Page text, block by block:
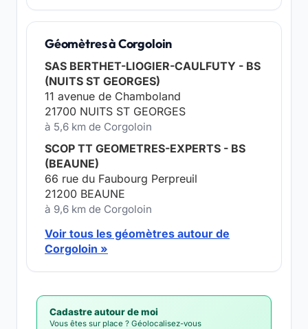
Géomètres à Corgoloin
SAS BERTHET-LIOGIER-CAULFUTY - BS
(NUITS ST GEORGES)
11 avenue de Chamboland
21700 NUITS ST GEORGES
à 5,6 km de Corgoloin
SCOP TT GEOMETRES-EXPERTS - BS
(BEAUNE)
66 rue du Faubourg Perpreuil
21200 BEAUNE
à 9,6 km de Corgoloin
Voir tous les géomètres autour de
Corgoloin »
Cadastre autour de moi
Vous êtes sur place ? Géolocalisez-vous